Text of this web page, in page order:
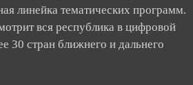
линейка тематических программ.
вся республика в цифровой
30 стран ближнего и дальнего